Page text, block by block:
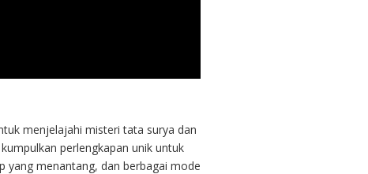
menjelajahi misteri tata surya dan
perlengkapan unik untuk
yang menantang, dan berbagai mode